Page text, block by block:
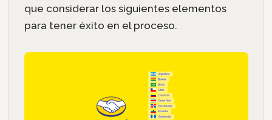
que considerar los siguientes elementos
para tener éxito en el proceso.